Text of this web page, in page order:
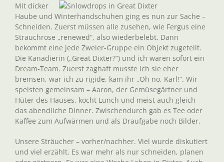
Mit dicker
Haube und Winterhandschuhen ging es nun zur Sache –
Schneiden. Zuerst müssen alle zusehen, wie Fergus eine
Strauchrose „renewed“, also wiederbelebt. Dann
bekommt eine jede Zweier-Gruppe ein Objekt zugeteilt.
Die Kanadierin („Great Dixter?“) und ich waren sofort ein
Dream-Team. Zuerst zaghaft musste ich sie eher
bremsen, war ich zu rigide, kam ihr „Oh no, Karl!“. Wir
speisten gemeinsam – Aaron, der Gemüsegärtner und
Hüter des Hauses, kocht Lunch und meist auch gleich
das abendliche Dinner. Zwischendurch gab es Tee oder
Kaffee zum Aufwärmen und als Draufgabe noch Bilder.
Unsere Sträucher – vorher/nachher. Viel wurde diskutiert
und viel erzählt. Es war mehr als nur schneiden, planen